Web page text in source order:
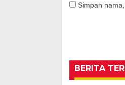
Simpan
BERITA